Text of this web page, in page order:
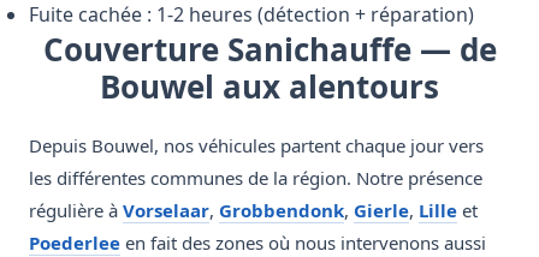
Fuite cachée : 1-2 heures (détection + réparation)
Couverture Sanichauffe — de
Bouwel aux alentours
Depuis Bouwel, nos véhicules partent chaque jour vers
les différentes communes de la région. Notre présence
régulière à Vorselaar, Grobbendonk, Gierle, Lille et
Poederlee en fait des zones où nous intervenons aussi